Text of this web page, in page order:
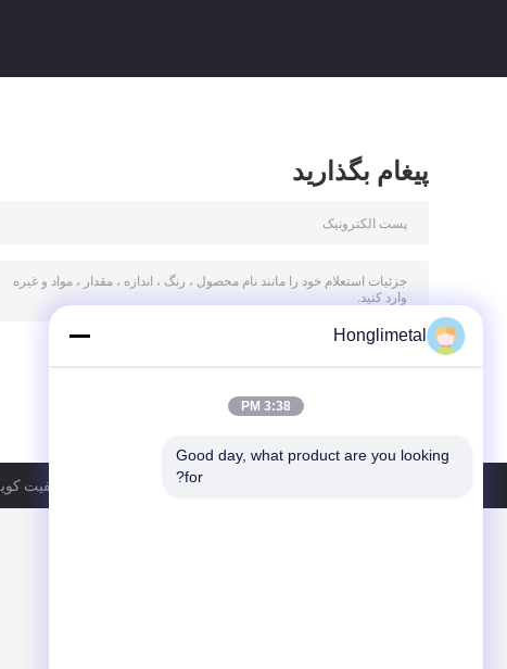
پیغام بگذارید
سیاست حفظ حریم خصوصی | چین خوب کیفیت
Honglimetal
3:38 PM
Good day, what product are you looking
for?